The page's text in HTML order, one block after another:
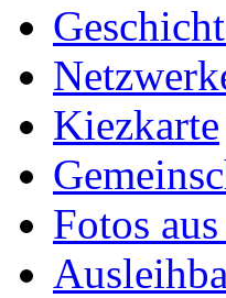
Kiezkarte
Fotos